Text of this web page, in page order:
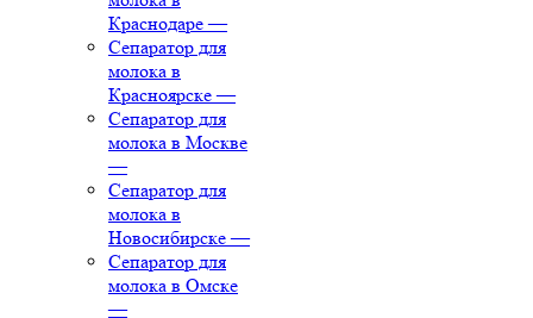
Краснодаре —
Сепаратор для
молока в
Красноярске —
Сепаратор для
молока в Москве
—
Сепаратор для
молока в
Новосибирске —
Сепаратор для
молока в Омске
—